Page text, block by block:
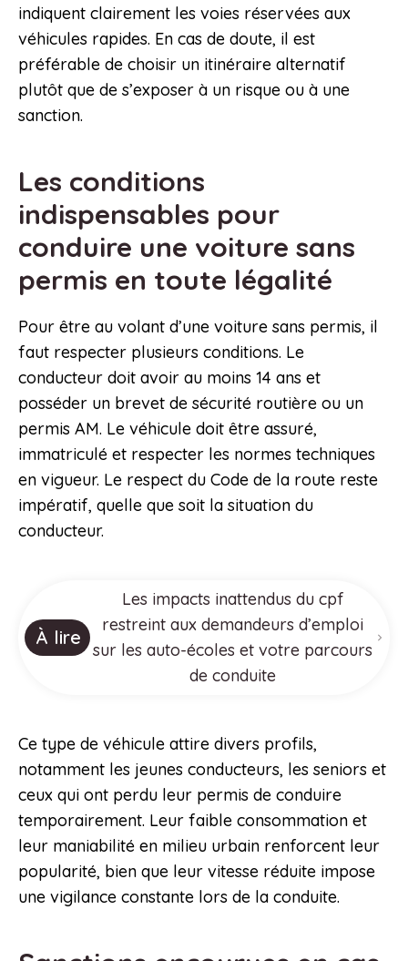
indiquent clairement les voies réservées aux
véhicules rapides. En cas de doute, il est
préférable de choisir un itinéraire alternatif
plutôt que de s’exposer à un risque ou à une
sanction.
Les conditions
indispensables pour
conduire une voiture sans
permis en toute légalité
Pour être au volant d’une voiture sans permis, il
faut respecter plusieurs conditions. Le
conducteur doit avoir au moins 14 ans et
posséder un brevet de sécurité routière ou un
permis AM. Le véhicule doit être assuré,
immatriculé et respecter les normes techniques
en vigueur. Le respect du Code de la route reste
impératif, quelle que soit la situation du
conducteur.
À lire
Les impacts inattendus du cpf
restreint aux demandeurs d’emploi
sur les auto-écoles et votre parcours
de conduite
Ce type de véhicule attire divers profils,
notamment les jeunes conducteurs, les seniors et
ceux qui ont perdu leur permis de conduire
temporairement. Leur faible consommation et
leur maniabilité en milieu urbain renforcent leur
popularité, bien que leur vitesse réduite impose
une vigilance constante lors de la conduite.